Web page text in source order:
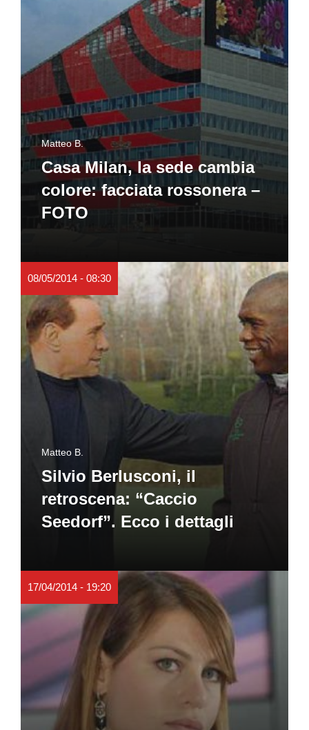
Matteo B.
Casa Milan, la sede cambia
colore: facciata rossonera –
FOTO
08/05/2014 - 08:30
Matteo B.
Silvio Berlusconi, il
retroscena: “Caccio
Seedorf”. Ecco i dettagli
17/04/2014 - 19:20